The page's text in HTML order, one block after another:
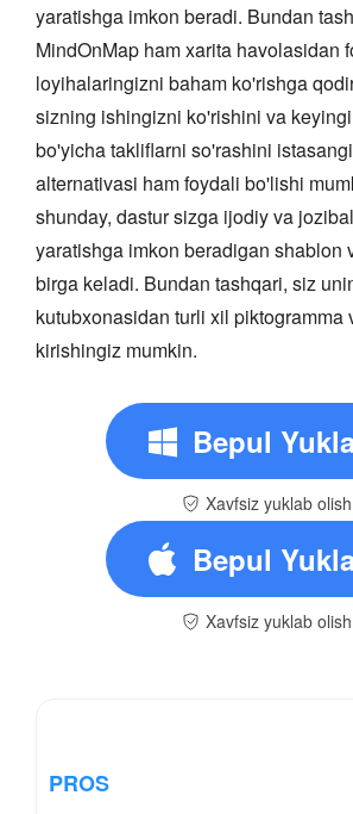
yaratishga imkon beradi. Bundan
MindOnMap ham xarita havolasidan
loyihalaringizni baham ko'rishga
sizning ishingizni ko'rishini va
bo'yicha takliflarni so'rashini
alternativasi ham foydali bo'lishi
shunday, dastur sizga ijodiy va
yaratishga imkon beradigan shablon
birga keladi. Bundan tashqari, siz
kutubxonasidan turli xil piktogramma
kirishingiz mumkin.
Bepul
Xavfsiz yuklab olish
Bepul
Xavfsiz yuklab olish
PROS